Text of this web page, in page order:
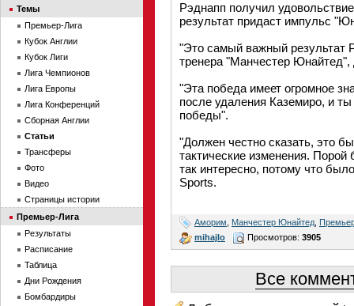
Рэднапп получил
результат придаст импульс
"Это самый важный результат
тренера "Манчестер
"Эта победа имеет огромное
после удаления Каземиро, и
победы".
"Должен честно сказать, это
тактические изменения.
так интересно, потому что
Sports.
Аморим Манчестер Юнайтед
mihajlo
Просмотров: 3905
Все
Темы
Премьер-Лига
Кубок Англии
Кубок Лиги
Лига Чемпионов
Лига Европы
Лига Конференций
Сборная Англии
Статьи
Трансферы
Фото
Видео
Страницы истории
Премьер-Лига
Результаты
Расписание
Таблица
Дни Рождения
Бомбардиры